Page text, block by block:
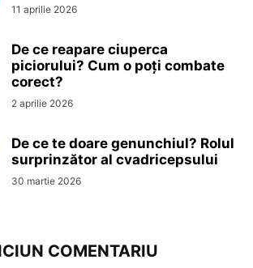
11 aprilie 2026
De ce reapare ciuperca
piciorului? Cum o poți combate
corect?
2 aprilie 2026
De ce te doare genunchiul? Rolul
surprinzător al cvadricepsului
30 martie 2026
COMENTARIU